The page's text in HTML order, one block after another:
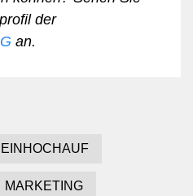
der
an.
EINHOCHAUF
MARKETING